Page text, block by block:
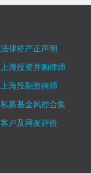
法律桥严正声明
上海投资并购律师
上海投融资律师
私募基金风控合集
客户及网友评价